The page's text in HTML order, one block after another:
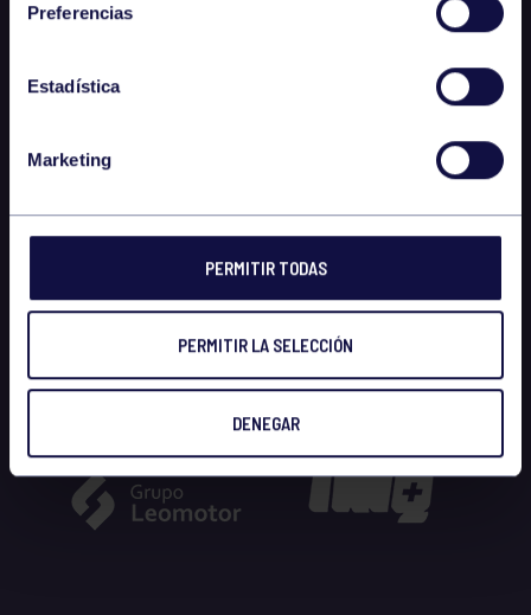
Preferencias
Estadística
Marketing
PERMITIR TODAS
PERMITIR LA SELECCIÓN
DENEGAR